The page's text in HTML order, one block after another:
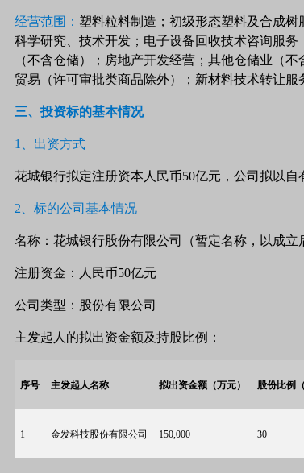
经营范围： 塑料粒料制造；初级形态塑料及合成
科学研究、技术开发；电子设备回收技术咨询服
（不含仓储）；房地产开发经营；其他仓储业（
贸易（许可审批类商品除外）；新材料技术转让
三、投资标的基本情况
1、出资方式
花城银行拟定注册资本人民币50亿元，公司拟以
2 、标的公司基本情况
名称：花城银行股份有限公司（暂定名称，以成立
注册资金：人民币50亿元
公司类型：股份有限公司
主发起人的拟出资金额及持股比例：
序号 主发起人名称 拟出资金额（万元） 股份比例（
1 金发科技股份有限公司 150,000 30